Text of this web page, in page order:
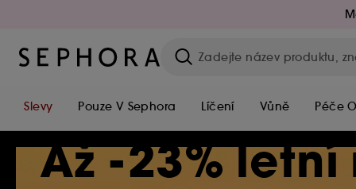
Slevy Pouze V Sephora Líčení Vůně Péče
Až -23%